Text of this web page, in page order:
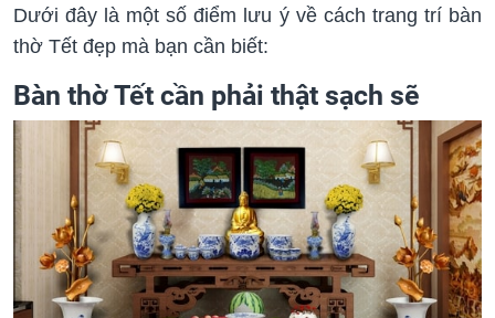
Dưới đây là một số điểm lưu ý về cách trang trí bàn
thờ Tết đẹp mà bạn cần biết:
Bàn thờ Tết cần phải thật sạch sẽ